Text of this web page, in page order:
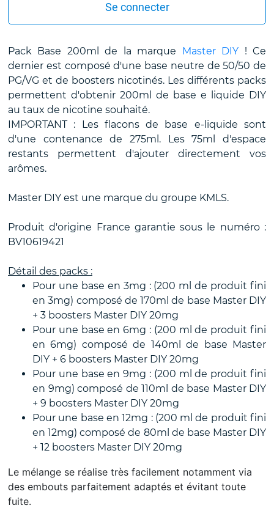
Se connecter
Pack Base 200ml de la marque Master DIY ! Ce
dernier est composé d'une base neutre de 50/50 de
PG/VG et de boosters nicotinés. Les différents packs
permettent d'obtenir 200ml de base e liquide DIY
au taux de nicotine souhaité.
IMPORTANT : Les flacons de base e-liquide sont
d'une contenance de 275ml. Les 75ml d'espace
restants permettent d'ajouter directement vos
arômes.
Master DIY est une marque du groupe KMLS.
Produit d'origine France garantie sous le numéro :
BV10619421
Détail des packs :
Pour une base en 3mg : (200 ml de produit fini
en 3mg) composé de 170ml de base Master DIY
+ 3 boosters Master DIY 20mg
Pour une base en 6mg : (200 ml de produit fini
en 6mg) composé de 140ml de base Master
DIY + 6 boosters Master DIY 20mg
Pour une base en 9mg : (200 ml de produit fini
en 9mg) composé de 110ml de base Master DIY
+ 9 boosters Master DIY 20mg
Pour une base en 12mg : (200 ml de produit fini
en 12mg) composé de 80ml de base Master DIY
+ 12 boosters Master DIY 20mg
Le mélange se réalise très facilement notamment via
des embouts parfaitement adaptés et évitant toute
fuite.